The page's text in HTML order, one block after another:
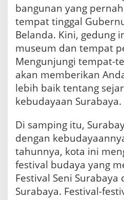
bangunan yang
tempat tinggal
Belanda. Kini, gedung
museum dan tempat
Mengunjungi tempat-
akan memberikan
lebih baik tentang
kebudayaan Surabaya.
Di samping itu,
dengan
tahunnya, kota ini
festival budaya yang
Festival Seni Surabaya
Surabaya. Festival-